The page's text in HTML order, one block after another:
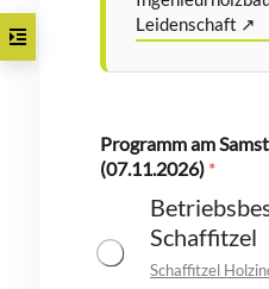
Leidenschaft ↗
Programm am
(07.11.2026) *
Schaffitzel
Schaffitzel